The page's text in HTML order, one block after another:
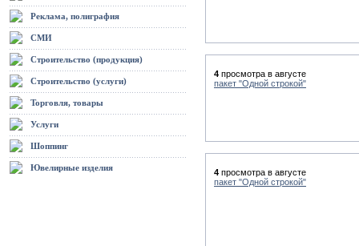
Реклама, полиграфия
СМИ
Строительство (продукция)
Строительство (услуги)
Торговля, товары
Услуги
Шоппинг
Ювелирные изделия
4 просмотра в августе
пакет "Одной строкой"
4 просмотра в августе
пакет "Одной строкой"